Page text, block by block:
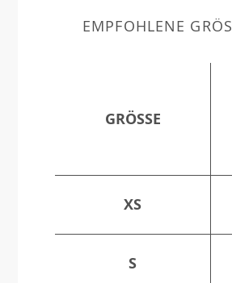
EMPFOHLENE
GRÖSSE
XS
S